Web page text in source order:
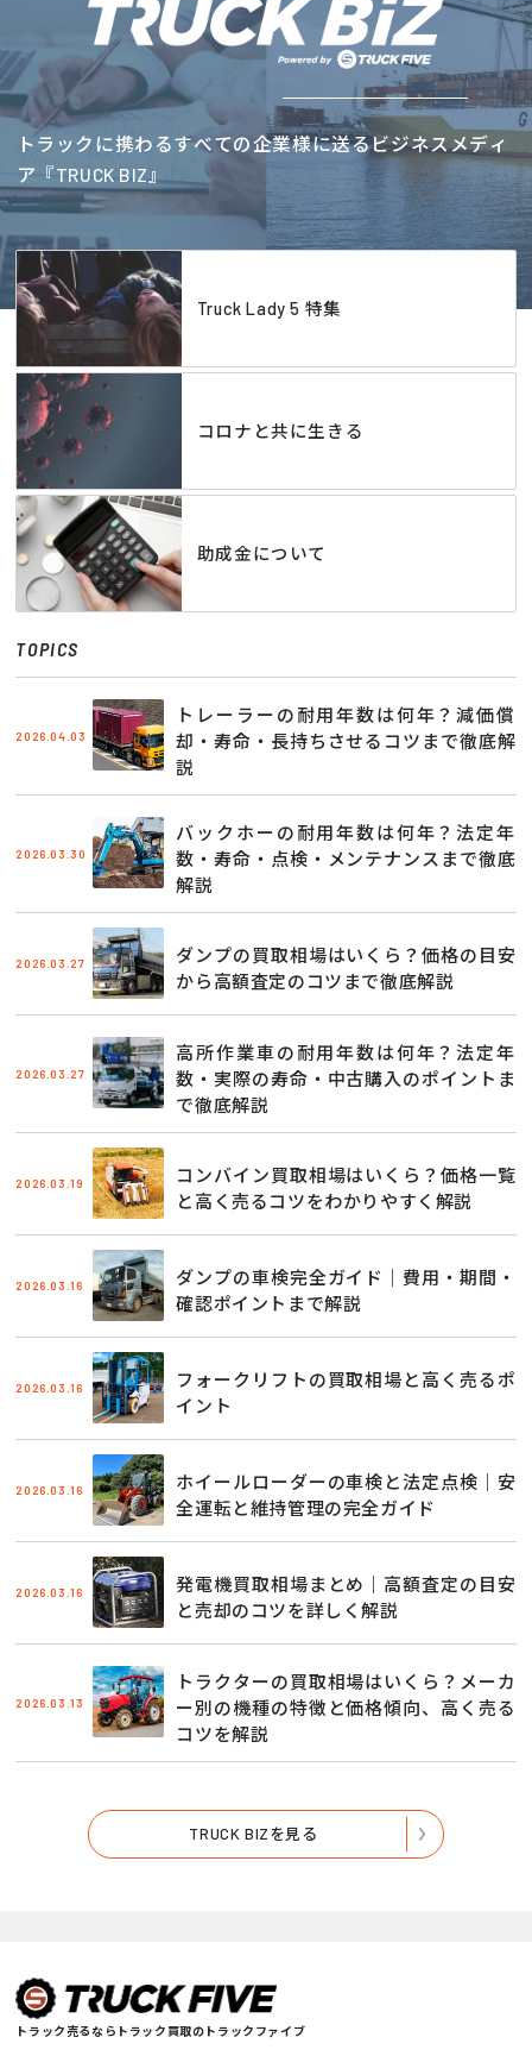
トラックに携わるすべての企業様に送るビジネスメディ
ア『TRUCK BIZ』
Truck Lady 5 特集
コロナと共に生きる
助成金について
TOPICS
2026.04.03
トレーラーの耐用年数は何年？減価償
却・寿命・長持ちさせるコツまで徹底解
説
2026.03.30
バックホーの耐用年数は何年？法定年
数・寿命・点検・メンテナンスまで徹底
解説
2026.03.27
ダンプの買取相場はいくら？価格の目安
から高額査定のコツまで徹底解説
2026.03.27
高所作業車の耐用年数は何年？法定年
数・実際の寿命・中古購入のポイントま
で徹底解説
2026.03.19
コンバイン買取相場はいくら？価格一覧
と高く売るコツをわかりやすく解説
2026.03.16
ダンプの車検完全ガイド｜費用・期間・
確認ポイントまで解説
2026.03.16
フォークリフトの買取相場と高く売るポ
イント
2026.03.16
ホイールローダーの車検と法定点検｜安
全運転と維持管理の完全ガイド
2026.03.16
発電機買取相場まとめ｜高額査定の目安
と売却のコツを詳しく解説
2026.03.13
トラクターの買取相場はいくら？メーカ
ー別の機種の特徴と価格傾向、高く売る
コツを解説
TRUCK BIZを見る
トラック売るならトラック買取のトラックファイブ